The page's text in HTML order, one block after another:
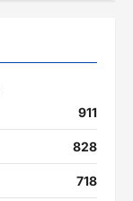
911
828
718